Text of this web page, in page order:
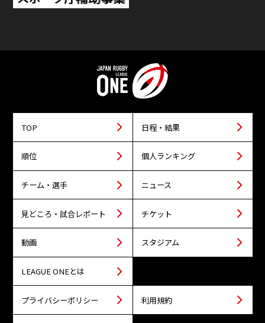
TOP 日程・結果
順位 個人ランキング
チーム・選手 ニュース
見どころ・試合レポート チケット
動画 スタジアム
LEAGUE ONEとは
プライバシーポリシー 利用規約